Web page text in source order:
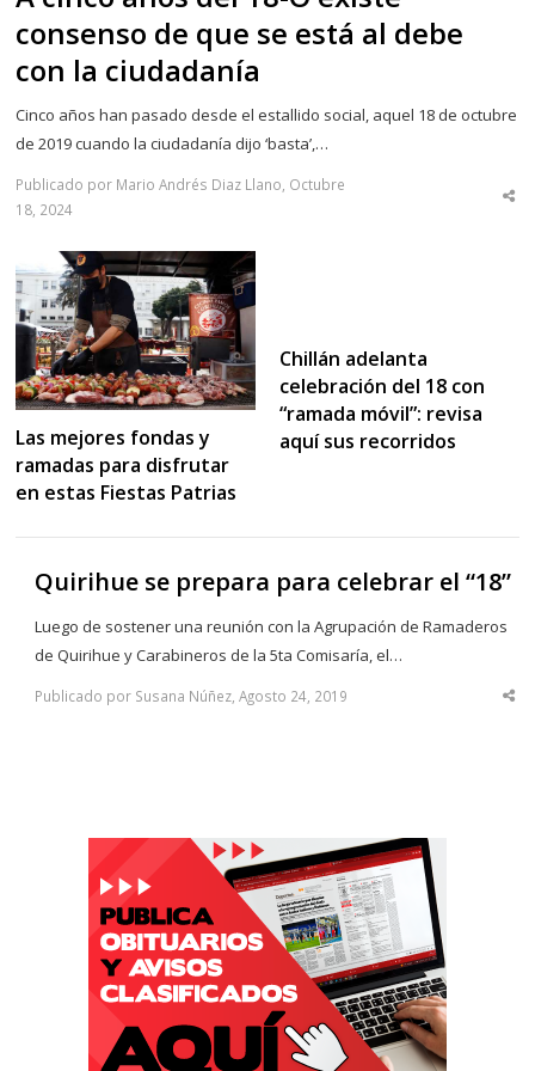
consenso de que se está al debe
con la ciudadanía
Cinco años han pasado desde el estallido social, aquel 18 de octubre
de 2019 cuando la ciudadanía dijo ‘basta’,…
Publicado por Mario Andrés Diaz Llano, Octubre
18, 2024
Las mejores fondas y
ramadas para disfrutar
en estas Fiestas Patrias
Chillán adelanta
celebración del 18 con
“ramada móvil”: revisa
aquí sus recorridos
Quirihue se prepara para celebrar el “18”
Luego de sostener una reunión con la Agrupación de Ramaderos
de Quirihue y Carabineros de la 5ta Comisaría, el…
Publicado por Susana Núñez, Agosto 24, 2019